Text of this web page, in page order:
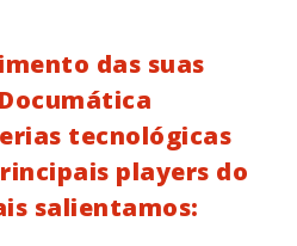
das suas
tecnológicas
players do
salientamos: